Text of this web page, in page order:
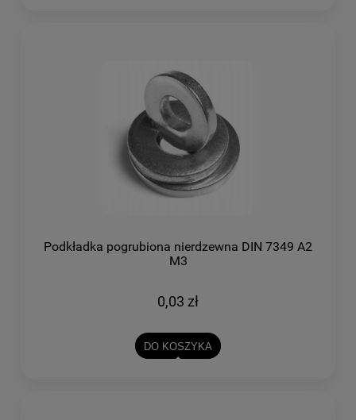
Podkładka pogrubiona nierdzewna DIN 7349 A2
M3
0,03 zł
DO KOSZYKA